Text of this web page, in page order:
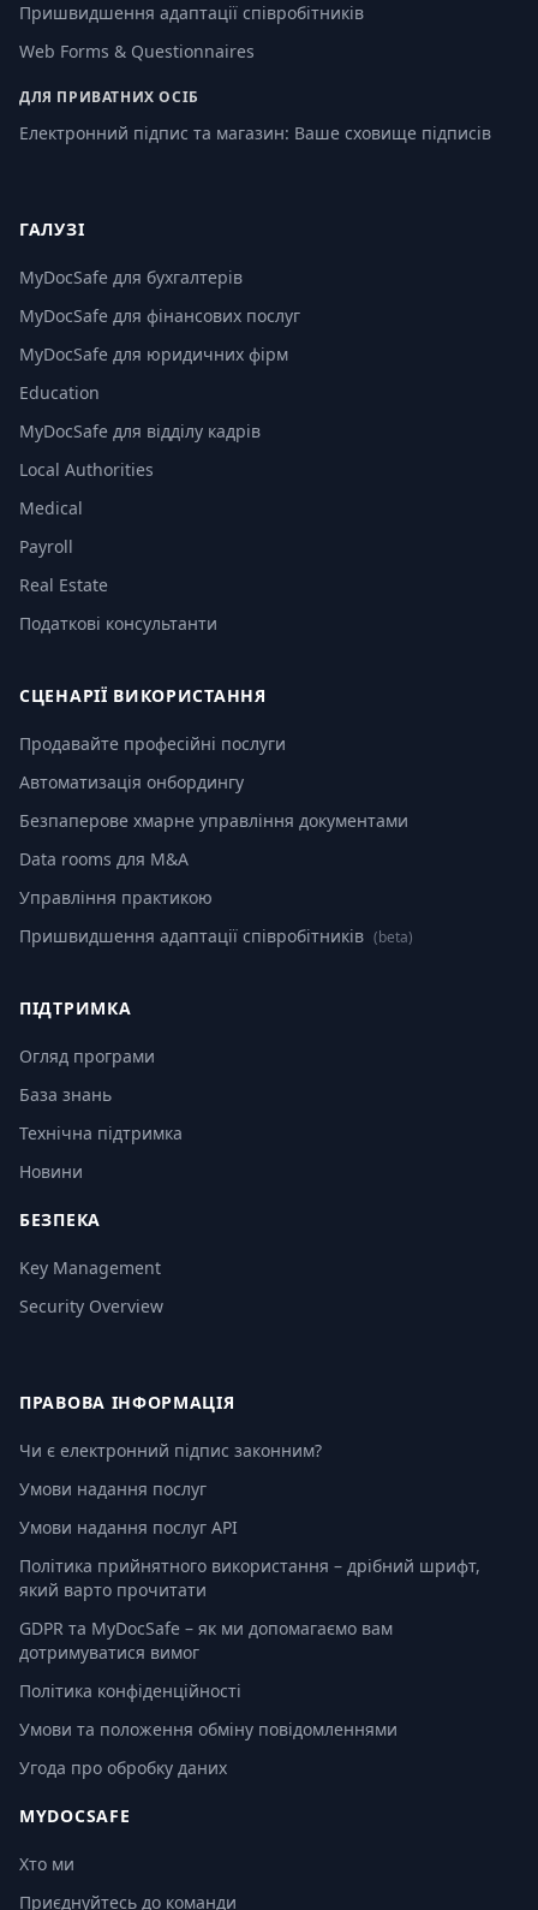
Пришвидшення адаптації співробітників
Web Forms & Questionnaires
ДЛЯ ПРИВАТНИХ ОСІБ
Електронний підпис та магазин: Ваше сховище підписів
ГАЛУЗІ
MyDocSafe для бухгалтерів
MyDocSafe для фінансових послуг
MyDocSafe для юридичних фірм
Education
MyDocSafe для відділу кадрів
Local Authorities
Medical
Payroll
Real Estate
Податкові консультанти
СЦЕНАРІЇ ВИКОРИСТАННЯ
Продавайте професійні послуги
Автоматизація онбордингу
Безпаперове хмарне управління документами
Data rooms для M&A
Управління практикою
Пришвидшення адаптації співробітників (beta)
ПІДТРИМКА
Огляд програми
База знань
Технічна підтримка
Новини
БЕЗПЕКА
Key Management
Security Overview
ПРАВОВА ІНФОРМАЦІЯ
Чи є електронний підпис законним?
Умови надання послуг
Умови надання послуг API
Політика прийнятного використання – дрібний шрифт,
який варто прочитати
GDPR та MyDocSafe – як ми допомагаємо вам
дотримуватися вимог
Політика конфіденційності
Умови та положення обміну повідомленнями
Угода про обробку даних
MYDOCSAFE
Хто ми
Приєднуйтесь до команди